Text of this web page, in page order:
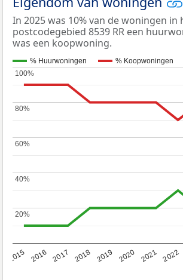
In 2025 was 10% van de woningen in
postcodegebied 8539 RR een
was een koopwoning.
% Huurwoningen % Koopwoningen
2015 2016 2017 2018 2019 2020 2021 2022
20%
20%
40%
40%
60%
60%
80%
80%
100%
100%